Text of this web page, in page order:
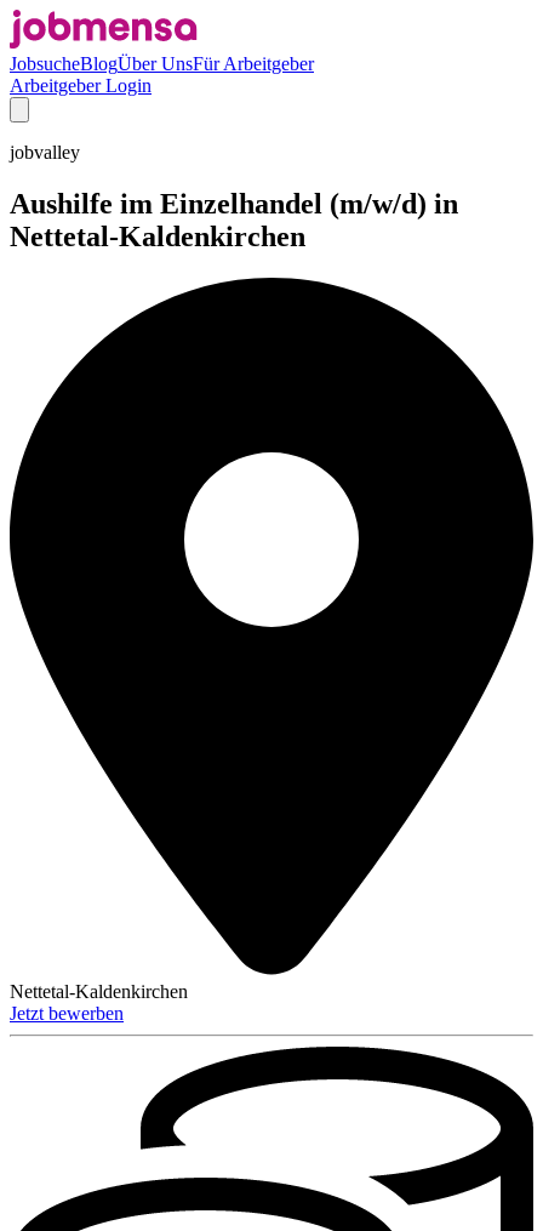
JobsucheBlogÜber UnsFür Arbeitgeber
Arbeitgeber Login
jobvalley
Aushilfe im Einzelhandel (m/w/d) in
Nettetal-Kaldenkirchen
Nettetal-Kaldenkirchen
Jetzt bewerben